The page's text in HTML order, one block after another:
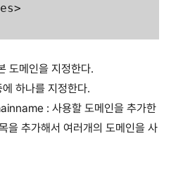
도메인을 지정한다.
하나를 지정한다.
: 사용할 도메인을 추가한
추가해서 여러개의 도메인을 사